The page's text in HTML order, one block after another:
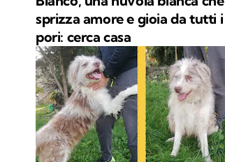
sprizza amore e gioia da tutti i
pori: cerca casa